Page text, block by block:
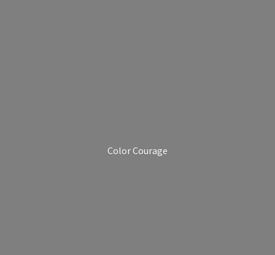
Color Courage